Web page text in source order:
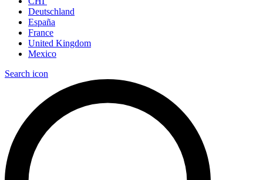
Deutschland
España
France
United Kingdom
Mexico
Search icon